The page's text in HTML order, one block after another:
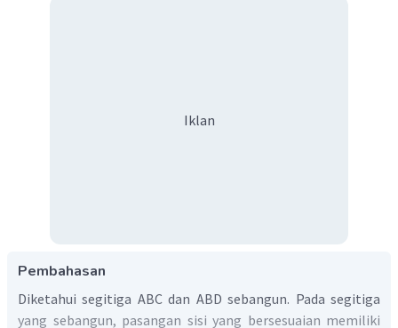
Iklan
Pembahasan
Diketahui segitiga ABC dan ABD sebangun. Pada segitiga
yang sebangun, pasangan sisi yang bersesuaian memiliki